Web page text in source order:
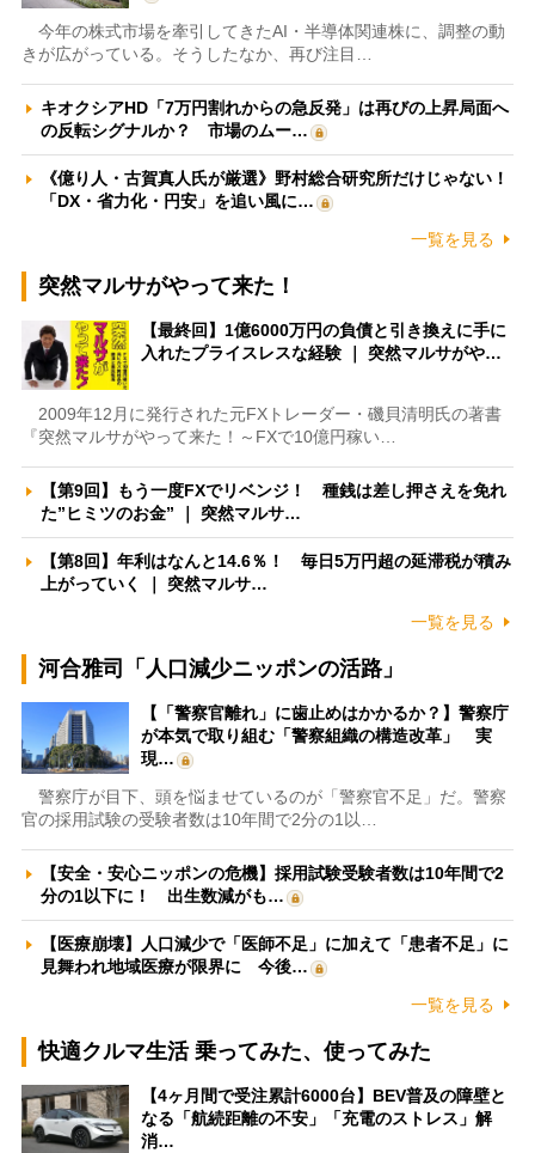
今年の株式市場を牽引してきたAI・半導体関連株に、調整の動
きが広がっている。そうしたなか、再び注目…
キオクシアHD「7万円割れからの急反発」は再びの上昇局面へ
の反転シグナルか？ 市場のムー…
《億り人・古賀真人氏が厳選》野村総合研究所だけじゃない！
「DX・省力化・円安」を追い風に…
一覧を見る
突然マルサがやって来た！
【最終回】1億6000万円の負債と引き換えに手に
入れたプライスレスな経験 ｜ 突然マルサがや…
2009年12月に発行された元FXトレーダー・磯貝清明氏の著書
『突然マルサがやって来た！～FXで10億円稼い…
【第9回】もう一度FXでリベンジ！ 種銭は差し押さえを免れ
た”ヒミツのお金” ｜ 突然マルサ…
【第8回】年利はなんと14.6％！ 毎日5万円超の延滞税が積み
上がっていく ｜ 突然マルサ…
一覧を見る
河合雅司「人口減少ニッポンの活路」
【「警察官離れ」に歯止めはかかるか？】警察庁
が本気で取り組む「警察組織の構造改革」 実
現…
警察庁が目下、頭を悩ませているのが「警察官不足」だ。警察
官の採用試験の受験者数は10年間で2分の1以…
【安全・安心ニッポンの危機】採用試験受験者数は10年間で2
分の1以下に！ 出生数減がも…
【医療崩壊】人口減少で「医師不足」に加えて「患者不足」に
見舞われ地域医療が限界に 今後…
一覧を見る
快適クルマ生活 乗ってみた、使ってみた
【4ヶ月間で受注累計6000台】BEV普及の障壁と
なる「航続距離の不安」「充電のストレス」解
消…